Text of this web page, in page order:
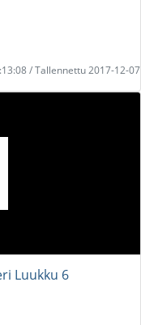
/ Tallennettu 2017-12-07
Luukku 6